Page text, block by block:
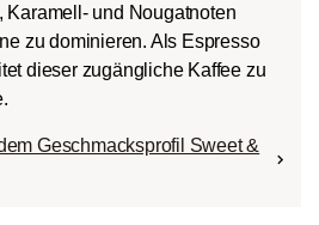
Karamell- und Nougatnoten
zu dominieren. Als Espresso
dieser zugängliche Kaffee zu
Geschmacksprofil Sweet &